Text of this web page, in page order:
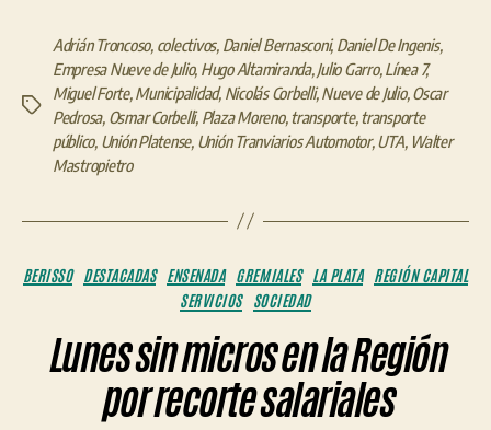
Etiquetas
Adrián Troncoso, colectivos, Daniel Bernasconi, Daniel De Ingenis,
Empresa Nueve de Julio, Hugo Altamiranda,Julio Garro,Línea 7,
Miguel Forte,Municipalidad, Nicolás Corbelli,Nueve de Julio,Oscar
Pedrosa, Osmar Corbelli, Plaza Moreno,transporte,transporte
público, Unión Platense, Unión Tranviarios Automotor,UTA, Walter
Mastropietro
Categorías
BERISSO DESTACADAS ENSENADA GREMIALES LA PLATA
REGIÓN CAPITAL
SERVICIOS
SOCIEDAD
Lunes sin micros en la Región
por recorte salariales